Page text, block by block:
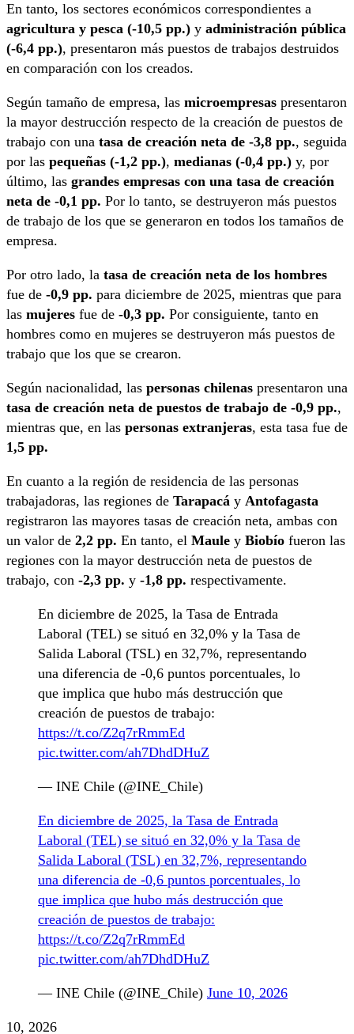
En tanto, los sectores económicos correspondientes a
agricultura y pesca (-10,5 pp.) y administración pública
(-6,4 pp.), presentaron más puestos de trabajos destruidos
en comparación con los creados.
Según tamaño de empresa, las microempresas presentaron
la mayor destrucción respecto de la creación de puestos de
trabajo con una tasa de creación neta de -3,8 pp., seguida
por las pequeñas (-1,2 pp.), medianas (-0,4 pp.) y, por
último, las grandes empresas con una tasa de creación
neta de -0,1 pp. Por lo tanto, se destruyeron más puestos
de trabajo de los que se generaron en todos los tamaños de
empresa.
Por otro lado, la tasa de creación neta de los hombres
fue de -0,9 pp. para diciembre de 2025, mientras que para
las mujeres fue de -0,3 pp. Por consiguiente, tanto en
hombres como en mujeres se destruyeron más puestos de
trabajo que los que se crearon.
Según nacionalidad, las personas chilenas presentaron una
tasa de creación neta de puestos de trabajo de -0,9 pp.,
mientras que, en las personas extranjeras, esta tasa fue de
1,5 pp.
En cuanto a la región de residencia de las personas
trabajadoras, las regiones de Tarapacá y Antofagasta
registraron las mayores tasas de creación neta, ambas con
un valor de 2,2 pp. En tanto, el Maule y Biobío fueron las
regiones con la mayor destrucción neta de puestos de
trabajo, con -2,3 pp. y -1,8 pp. respectivamente.
En diciembre de 2025, la Tasa de Entrada
Laboral (TEL) se situó en 32,0% y la Tasa de
Salida Laboral (TSL) en 32,7%, representando
una diferencia de -0,6 puntos porcentuales, lo
que implica que hubo más destrucción que
creación de puestos de trabajo:
https://t.co/Z2q7rRmmEd
pic.twitter.com/ah7DhdDHuZ
— INE Chile (@INE_Chile)
En diciembre de 2025, la Tasa de Entrada
Laboral (TEL) se situó en 32,0% y la Tasa de
Salida Laboral (TSL) en 32,7%, representando
una diferencia de -0,6 puntos porcentuales, lo
que implica que hubo más destrucción que
creación de puestos de trabajo:
https://t.co/Z2q7rRmmEd
pic.twitter.com/ah7DhdDHuZ
— INE Chile (@INE_Chile) June 10, 2026
10, 2026